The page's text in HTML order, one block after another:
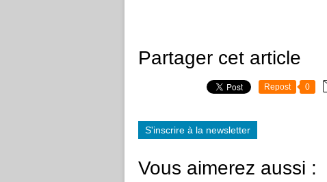
Partager cet article
Repost 0
S'inscrire à la newsletter
Vous aimerez aussi :